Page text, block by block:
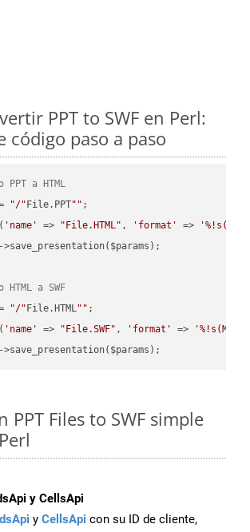
PPT to SWF en Perl:
código paso a paso
a HTML
"/" File.PPT""
'name' => "File.HTML" , 'format' =>
a SWF
"/" File.HTML""
'name' => "File.SWF" , 'format' =>
PPT Files to SWF simple
y CellsApi
y CellsApi con su ID de cliente,